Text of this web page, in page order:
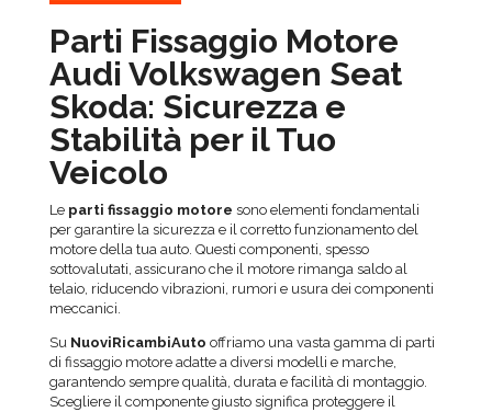
Parti Fissaggio Motore
Audi Volkswagen Seat
Skoda: Sicurezza e
Stabilità per il Tuo
Veicolo
Le parti fissaggio motore sono elementi fondamentali
per garantire la sicurezza e il corretto funzionamento del
motore della tua auto. Questi componenti, spesso
sottovalutati, assicurano che il motore rimanga saldo al
telaio, riducendo vibrazioni, rumori e usura dei componenti
meccanici.
Su NuoviRicambiAuto offriamo una vasta gamma di parti
di fissaggio motore adatte a diversi modelli e marche,
garantendo sempre qualità, durata e facilità di montaggio.
Scegliere il componente giusto significa proteggere il